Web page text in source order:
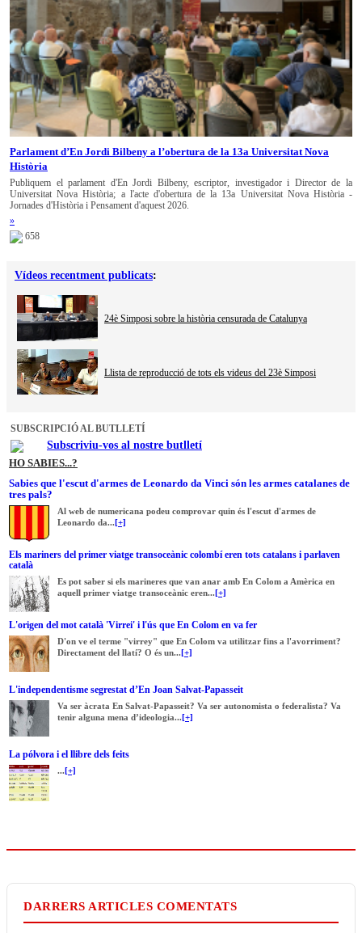
Parlament d’En Jordi Bilbeny a l’obertura de la 13a Universitat Nova
Història
Publiquem el parlament d'En Jordi Bilbeny, escriptor, investigador i Director de la
Universitat Nova Història; a l'acte d'obertura de la 13a Universitat Nova Història -
Jornades d'Història i Pensament d'aquest 2026.
»
658
Vídeos recentment publicats:
24è Simposi sobre la història censurada de Catalunya
Llista de reproducció de tots els videus del 23è Simposi
SUBSCRIPCIÓ AL BUTLLETÍ
Subscriviu-vos al nostre butlletí
HO SABIES...?
Sabies que l'escut d'armes de Leonardo da Vinci són les armes catalanes de
tres pals?
Al web de numericana podeu comprovar quin és l'escut d'armes de
Leonardo da... [+]
Els mariners del primer viatge transoceànic colombí eren tots catalans i parlaven
català
Es pot saber si els marineres que van anar amb En Colom a Amèrica en
aquell primer viatge transoceànic eren... [+]
L'origen del mot català 'Virrei' i l'ús que En Colom en va fer
D'on ve el terme "virrey" que En Colom va utilitzar fins a l'avorriment?
Directament del llatí? O és un... [+]
L'independentisme segrestat d’En Joan Salvat-Papasseit
Va ser àcrata En Salvat-Papasseit? Va ser autonomista o federalista? Va
tenir alguna mena d’ideologia... [+]
La pólvora i el llibre dels feits
... [+]
DARRERS ARTICLES COMENTATS